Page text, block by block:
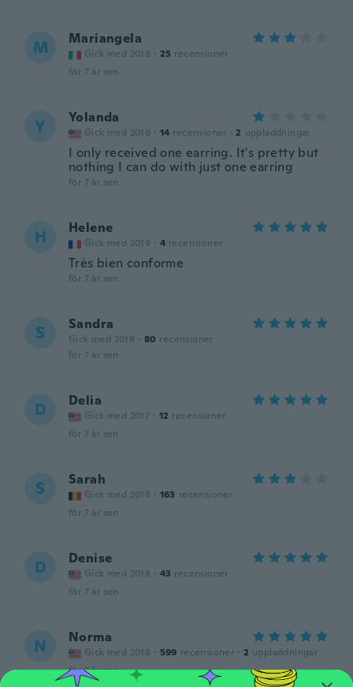
M Mariangela
Gick med 2018 · 25 recensioner
för 7 år sen
Y Yolanda
Gick med 2016 · 14 recensioner · 2 uppladdningar
I only received one earring. It's pretty but
nothing I can do with just one earring
för 7 år sen
H Helene
Gick med 2019 · 4 recensioner
Très bien conforme
för 7 år sen
S Sandra
Gick med 2019 · 80 recensioner
för 7 år sen
D Delia
Gick med 2017 · 12 recensioner
för 7 år sen
S Sarah
Gick med 2018 · 163 recensioner
för 7 år sen
D Denise
Gick med 2018 · 43 recensioner
för 7 år sen
N Norma
Gick med 2018 · 599 recensioner · 2 uppladdningar
för 7 år sen